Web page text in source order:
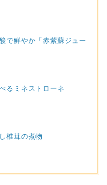
で鮮やか「赤紫蘇ジュー
るミネストローネ
椎茸の煮物